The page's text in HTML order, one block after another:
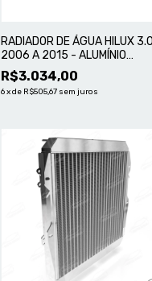
RADIADOR DE ÁGUA HILUX 3.0
2006 A 2015 - ALUMÍNIO
MASTER
R$3.034,00
6xde R$505,67 sem juros